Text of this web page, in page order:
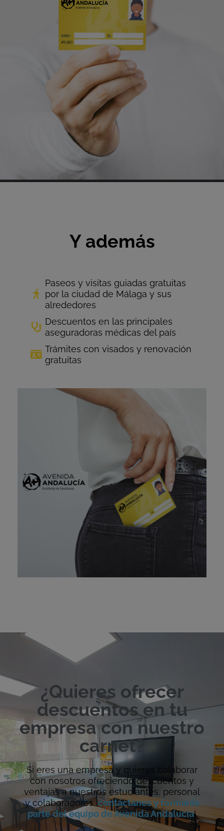
Y además
Paseos y visitas guiadas gratuitas
por la ciudad de Málaga y sus
alrededores
Descuentos en las principales
aseguradoras médicas del país
Trámites con visados y renovación
gratuitas
¿Quieres ofrecer
descuentos en tu
empresa con nuestro
carnet?
Si eres una empresa y quieres colaborar
con nosotros ofreciendo descuentos y
ventajas a nuestros estudiantes, personal
y colaboradores,contáctanos y formarás
parte del equipo de Avenida Andalucía!